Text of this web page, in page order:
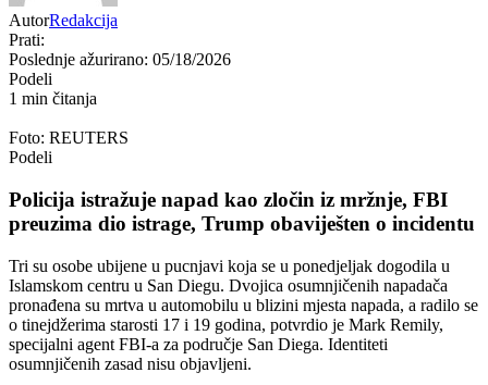
AutorRedakcija
Prati:
Poslednje ažurirano: 05/18/2026
Podeli
1 min čitanja
Foto: REUTERS
Podeli
Policija istražuje napad kao zločin iz mržnje, FBI
preuzima dio istrage, Trump obaviješten o incidentu
Tri su osobe ubijene u pucnjavi koja se u ponedjeljak dogodila u
Islamskom centru u San Diegu. Dvojica osumnjičenih napadača
pronađena su mrtva u automobilu u blizini mjesta napada, a radilo se
o tinejdžerima starosti 17 i 19 godina, potvrdio je Mark Remily,
specijalni agent FBI-a za područje San Diega. Identiteti
osumnjičenih zasad nisu objavljeni.